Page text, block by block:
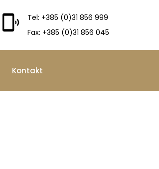
Tel: +385 (0)31 856 999
Fax: +385 (0)31 856 045
Kontakt